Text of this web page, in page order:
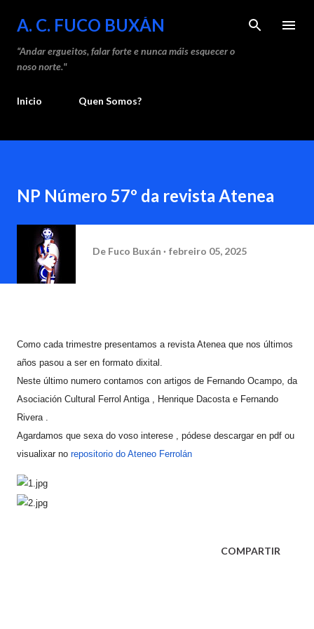
Saltar ao contido principal
A. C. FUCO BUXÁN
“Andar ergueitos, falar forte e nunca máis esquecer o
noso norte."
Inicio Quen Somos?
NP Número 57º da revista Atenea
De Fuco Buxán febreiro 05, 2025
Como cada trimestre presentamos a revista Atenea que nos últimos
años pasou a ser en formato dixital.
Neste último numero contamos con artigos de Fernando Ocampo, da
Asociación Cultural Ferrol Antiga , Henrique Dacosta e Fernando
Rivera .
Agardamos que sexa do voso interese , pódese descargar en pdf ou
visualixar no repositorio do Ateneo Ferrolán
COMPARTIR